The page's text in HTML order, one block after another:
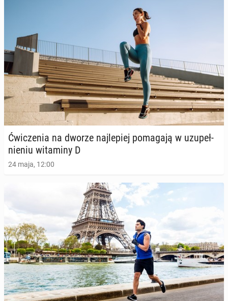
Ćwi­cze­nia na dworze naj­le­piej po­ma­ga­ją w uzu­peł­
nie­niu wi­ta­mi­ny D
24 maja, 12:00